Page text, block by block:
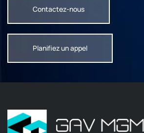
Contactez-nous
Planifiez un appel